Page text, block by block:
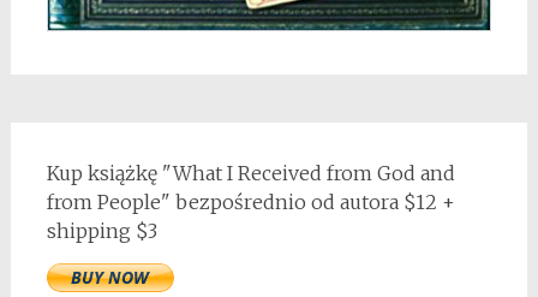
Kup książkę "What I Received from God and
from People" bezpośrednio od autora $12 +
shipping $3